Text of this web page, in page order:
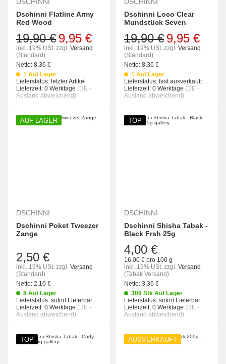
Dschinni Flatline Army
Red Wood
9,95 €
19,90 €
inkl. 19% USt. zzgl. Versand
(Standard)
Netto: 8,36 €
1 Auf Lager
Lieferstatus: letzter Artikel
Lieferzeit: 0 Werktage (DE -
Ausland abweichend)
Dschinni Loco Clear
Mundstück Seven
9,95 €
19,90 €
inkl. 19% USt. zzgl. Versand
(Standard)
Netto: 8,36 €
1 Auf Lager
Lieferstatus: fast ausverkauft
Lieferzeit: 0 Werktage (DE -
Ausland abweichend)
AUF LAGER
DSCHINNI
Dschinni Poket Tweezer
Zange
2,50 €
inkl. 19% USt. zzgl. Versand
(Standard)
Netto: 2,10 €
8 Auf Lager
Lieferstatus: sofort Lieferbar
Lieferzeit: 0 Werktage (DE -
Ausland abweichend)
TOP
DSCHINNI
Dschinni Shisha Tabak -
Black Frsh 25g
4,00 €
16,00 € pro 100 g
inkl. 19% USt. zzgl. Versand
(Tabak Versand)
Netto: 3,36 €
309 Stk Auf Lager
Lieferstatus: sofort Lieferbar
Lieferzeit: 0 Werktage (DE -
Ausland abweichend)
TOP AUSVERKAUFT